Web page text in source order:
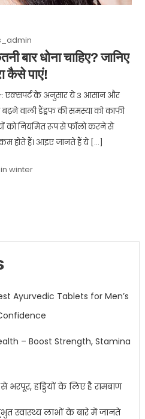
बार धोना चाहिए? जानिए
कैसे पाएं!
एक्सपर्ट के अनुसार ये 3 आसान और
बढ़ने वाली डैंड्रफ की समस्या को काफी
को नियमित रूप से फॉलो करने से
होते हैं। आइए जानते हैं ये […]
winter
Ayurvedic Tablets for Men’s
– Boost Strength, Stamina
हड्डियों के लिए है रामबाण
स्वास्थ्य लाभों के बारे में जानते